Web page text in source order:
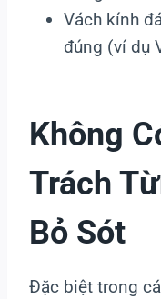
Vách kính
đúng (ví dụ
Không
Trách
Bỏ Sót
Đặc biệt trong